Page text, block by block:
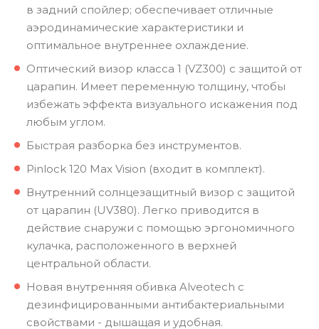
в задний спойлер; обеспечивает отличные
аэродинамические характеристики и
оптимальное внутреннее охлаждение.
Оптический визор класса 1 (VZ300) с защитой от
царапин. Имеет переменную толщину, чтобы
избежать эффекта визуального искажения под
любым углом.
Быстрая разборка без инструментов.
Pinlock 120 Max Vision (входит в комплект).
Внутренний солнцезащитный визор с защитой
от царапин (UV380). Легко приводится в
действие снаружи с помощью эргономичного
кулачка, расположенного в верхней
центральной области.
Новая внутренняя обивка Alveotech с
дезинфицированными антибактериальными
свойствами - дышащая и удобная.